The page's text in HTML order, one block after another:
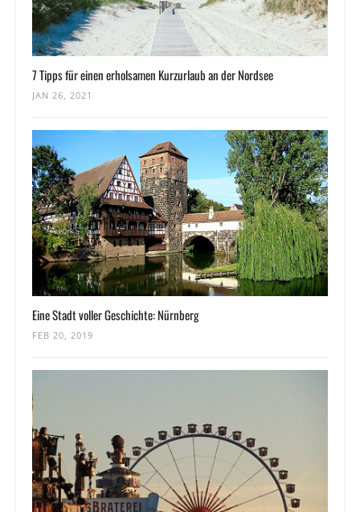
7 Tipps für einen erholsamen Kurzurlaub an der Nordsee
JAN 26, 2021
Eine Stadt voller Geschichte: Nürnberg
FEB 20, 2019